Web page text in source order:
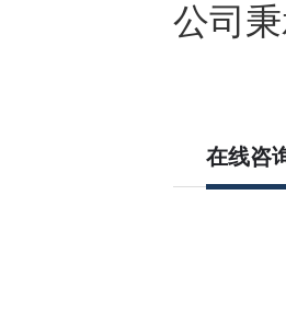
公司
在线咨